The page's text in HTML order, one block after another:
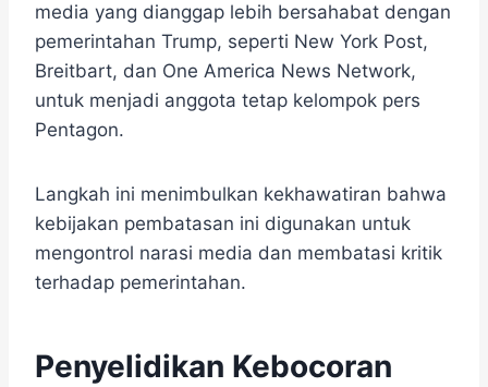
media yang dianggap lebih bersahabat dengan
pemerintahan Trump, seperti New York Post,
Breitbart, dan One America News Network,
untuk menjadi anggota tetap kelompok pers
Pentagon.
Langkah ini menimbulkan kekhawatiran bahwa
kebijakan pembatasan ini digunakan untuk
mengontrol narasi media dan membatasi kritik
terhadap pemerintahan.
Penyelidikan Kebocoran